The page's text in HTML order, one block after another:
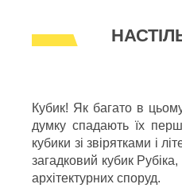
Кубик! Як багато в
думку спадають їх
кубики зі звірятками і
загадковий кубик
архітектурних споруд.